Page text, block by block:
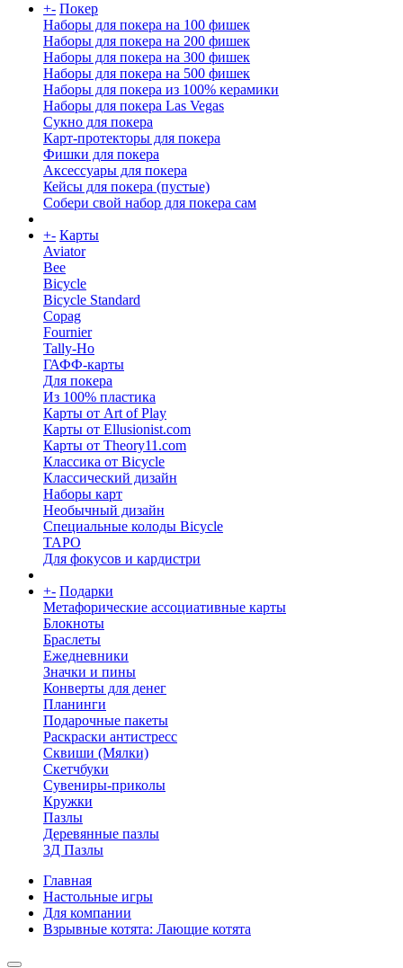
+- Покер
Наборы для покера на 100 фишек
Наборы для покера на 200 фишек
Наборы для покера на 300 фишек
Наборы для покера на 500 фишек
Наборы для покера из 100% керамики
Наборы для покера Las Vegas
Сукно для покера
Карт-протекторы для покера
Фишки для покера
Аксессуары для покера
Кейсы для покера (пустые)
Собери свой набор для покера сам
+- Карты
Aviator
Bee
Bicycle
Bicycle Standard
Copag
Fournier
Tally-Ho
ГАФФ-карты
Для покера
Из 100% пластика
Карты от Art of Play
Карты от Ellusionist.com
Карты от Theory11.com
Классика от Bicycle
Классический дизайн
Наборы карт
Необычный дизайн
Специальные колоды Bicycle
ТАРО
Для фокусов и кардистри
+- Подарки
Метафорические ассоциативные карты
Блокноты
Браслеты
Ежедневники
Значки и пины
Конверты для денег
Планинги
Подарочные пакеты
Раскраски антистресс
Сквиши (Мялки)
Скетчбуки
Сувениры-приколы
Кружки
Пазлы
Деревянные пазлы
3Д Пазлы
Главная
Настольные игры
Для компании
Взрывные котята: Лающие котята